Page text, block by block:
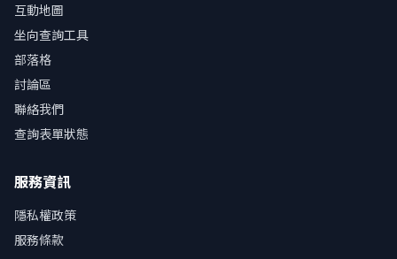
互動地圖
坐向查詢工具
部落格
討論區
聯絡我們
查詢表單狀態
服務資訊
隱私權政策
服務條款